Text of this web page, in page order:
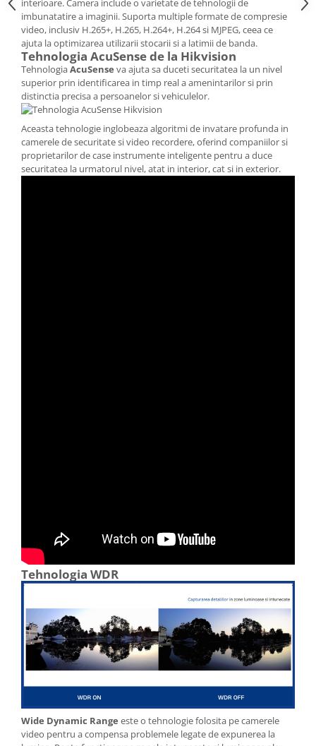
interioare. Camera include o varietate de tehnologii de
imbunatatire a imaginii. Suporta multiple formate de compresie
video, inclusiv H.265+, H.265, H.264+, H.264 si MJPEG, ceea ce
ajuta la optimizarea utilizarii stocarii si a latimii de banda.
Tehnologia AcuSense de la Hikvision
TehnologiaAcuSense va ajuta sa duceti securitatea la un nivel
superior prin identificarea in timp real a amenintarilor si prin
distinctia precisa a persoanelor si vehiculelor.
Aceasta tehnologie inglobeaza algoritmi de invatare profunda in
camerele de securitate si video recordere, oferind companiilor si
proprietarilor de case instrumente inteligente pentru a duce
securitatea la urmatorul nivel, atat in interior, cat si in exterior.
Tehnologia WDR
Wide Dynamic Range este o tehnologie folosita pe camerele
video pentru a compensa problemele legate de expunerea la